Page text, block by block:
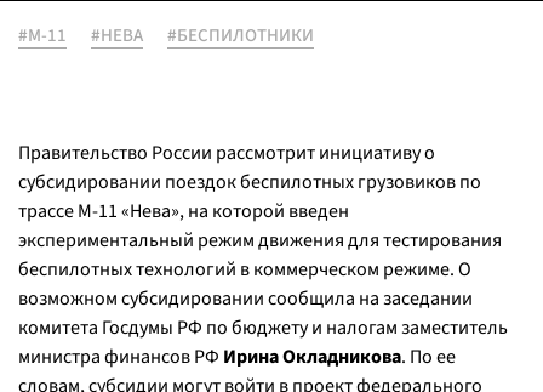
#М-11 #НЕВА #БЕСПИЛОТНИКИ
Правительство России рассмотрит инициативу о
субсидировании поездок беспилотных грузовиков по
трассе М-11 «Нева», на которой введен
экспериментальный режим движения для тестирования
беспилотных технологий в коммерческом режиме. О
возможном субсидировании сообщила на заседании
комитета Госдумы РФ по бюджету и налогам заместитель
министра финансов РФ Ирина Окладникова. По ее
словам, субсидии могут войти в проект федерального